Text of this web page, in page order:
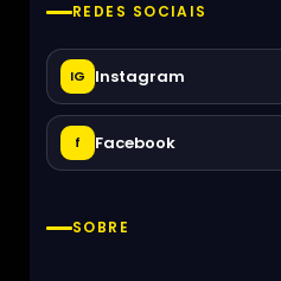
REDES SOCIAIS
IG Instagram
f Facebook
SOBRE